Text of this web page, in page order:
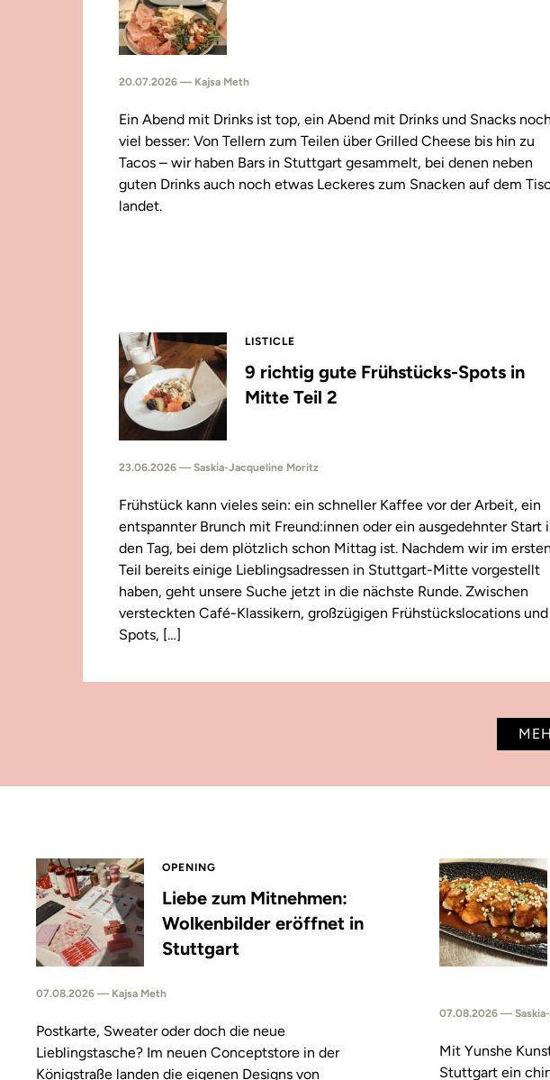
20.07.2026 — Kajsa Meth
Ein Abend mit Drinks ist top, ein Abend mit Drinks und Snacks noch
viel besser: Von Tellern zum Teilen über Grilled Cheese bis hin zu
Tacos – wir haben Bars in Stuttgart gesammelt, bei denen neben
guten Drinks auch noch etwas Leckeres zum Snacken auf dem
landet.
LISTICLE
9 richtig gute Frühstücks-Spots in
Mitte Teil 2
23.06.2026 — Saskia-Jacqueline Moritz
Frühstück kann vieles sein: ein schneller Kaffee vor der Arbeit, ein
entspannter Brunch mit Freund:innen oder ein ausgedehnter Start
den Tag, bei dem plötzlich schon Mittag ist. Nachdem wir im ersten
Teil bereits einige Lieblingsadressen in Stuttgart-Mitte vorgestellt
haben, geht unsere Suche jetzt in die nächste Runde. Zwischen
versteckten Café-Klassikern, großzügigen Frühstückslocations und
Spots, […]
OPENING
Liebe zum Mitnehmen:
Wolkenbilder eröffnet in
Stuttgart
07.08.2026 — Kajsa Meth
Postkarte, Sweater oder doch die neue
Lieblingstasche? Im neuen Conceptstore in der
Königstraße landen die eigenen Designs von
07.08.2026 —
Mit Yunshe
Stuttgart ein